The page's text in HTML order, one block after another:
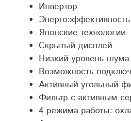
Инвертор
Японские технологии
Скрытый дисплей
Низкий уровень шума
Возможность
Активный угольный
Фильтр с активным
4 режима работы: